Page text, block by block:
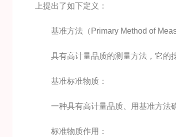
上提出了如下定义：
基准方法（Primary Method of
具有高计量品质的测量方法，它的操
基准标准物质：
一种具有高计量品质、用基准方法确
标准物质作用：